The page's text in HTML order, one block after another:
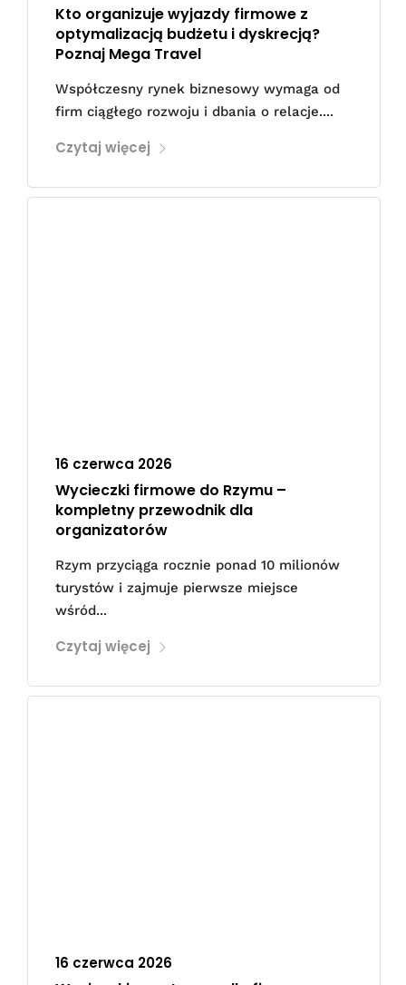
Kto organizuje wyjazdy firmowe z
optymalizacją budżetu i dyskrecją?
Poznaj Mega Travel
Współczesny rynek biznesowy wymaga od
firm ciągłego rozwoju i dbania o relacje....
Czytaj więcej
16 czerwca 2026
Wycieczki firmowe do Rzymu –
kompletny przewodnik dla
organizatorów
Rzym przyciąga rocznie ponad 10 milionów
turystów i zajmuje pierwsze miejsce
wśród...
Czytaj więcej
16 czerwca 2026